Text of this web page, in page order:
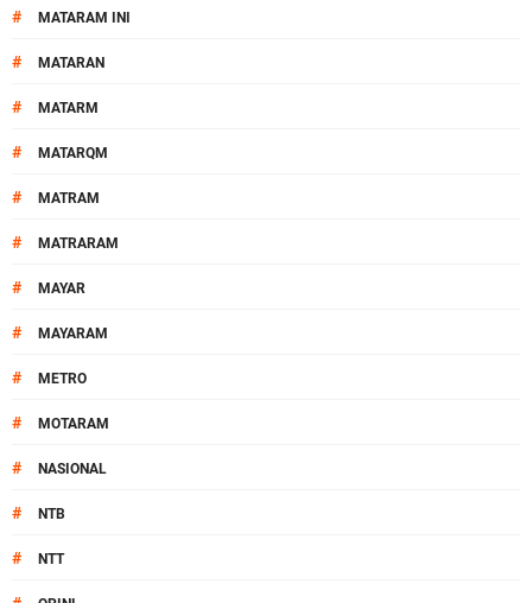
# MATARAM INI
# MATARAN
# MATARM
# MATARQM
# MATRAM
# MATRARAM
# MAYAR
# MAYARAM
# METRO
# MOTARAM
# NASIONAL
# NTB
# NTT